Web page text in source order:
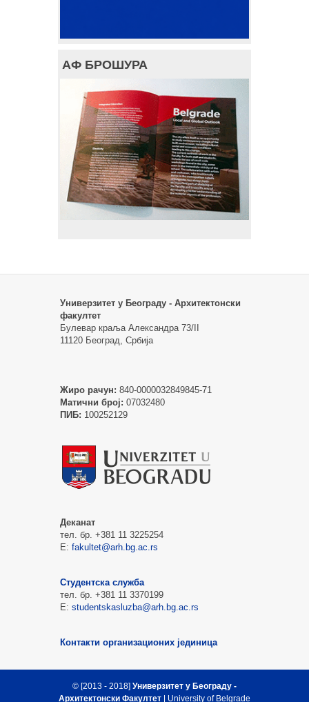
АФ БРОШУРА
Универзитет у Београду - Архитектонски
факултет
Булевар краља Александра 73/II
11120 Београд, Србија
Жиро рачун: 840-0000032849845-71
Матични број: 07032480
ПИБ: 100252129
Деканат
тел. бр. +381 11 3225254
Е: fakultet@arh.bg.ac.rs
Студентска служба
тел. бр. +381 11 3370199
Е: studentskasluzba@arh.bg.ac.rs
Контакти организационих јединица
© [2013 - 2018] Универзитет у Београду -
Архитектонски Факултет | University of Belgrade